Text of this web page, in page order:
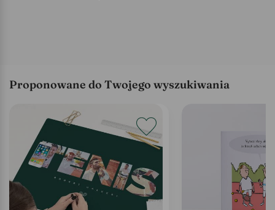
Proponowane do Twojego wyszukiwania